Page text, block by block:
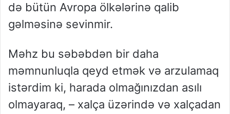
də bütün Avropa ölkələrinə qalib
gəlməsinə sevinmir.
Məhz bu səbəbdən bir daha
məmnunluqla qeyd etmək və arzulamaq
istərdim ki, harada olmağınızdan asılı
olmayaraq, – xalça üzərində və xalçadan